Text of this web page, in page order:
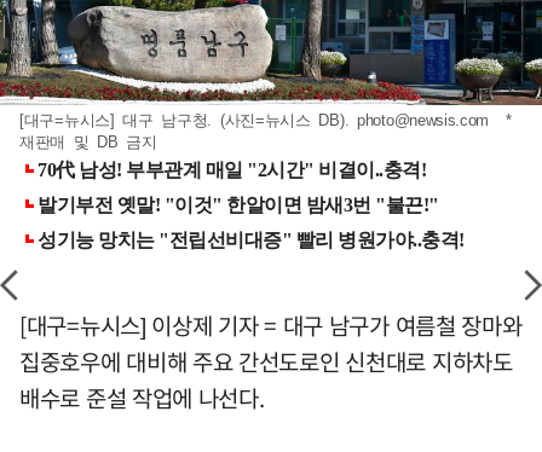
[대구=뉴시스] 대구 남구청. (사진=뉴시스 DB). photo@newsis.com *
재판매 및 DB 금지
[대구=뉴시스] 이상제 기자 = 대구 남구가 여름철 장마와
집중호우에 대비해 주요 간선도로인 신천대로 지하차도
배수로 준설 작업에 나선다.